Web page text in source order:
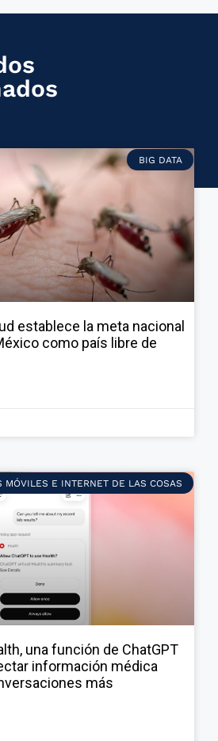
BIG DATA
establece la meta nacional
como país libre de
MÓVILES E INTERNET DE LAS COSAS
una función de ChatGPT
información médica
más